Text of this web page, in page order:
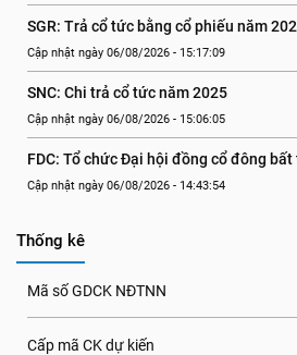
SGR: Trả cổ tức bằng cổ phiếu năm
Cập nhật ngày 06/08/2026 - 15:17:09
SNC: Chi trả cổ tức năm 2025
Cập nhật ngày 06/08/2026 - 15:06:05
FDC: Tổ chức Đại hội đồng cổ đông
Cập nhật ngày 06/08/2026 - 14:43:54
Thống kê
Mã số GDCK NĐTNN
Cấp mã CK dự kiến